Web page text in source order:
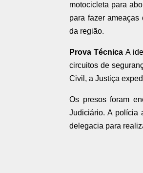
motocicleta para
para fazer
da região.
Prova Técnica A
circuitos de
Civil, a Justiça
Os presos foram
Judiciário. A polícia
delegacia para